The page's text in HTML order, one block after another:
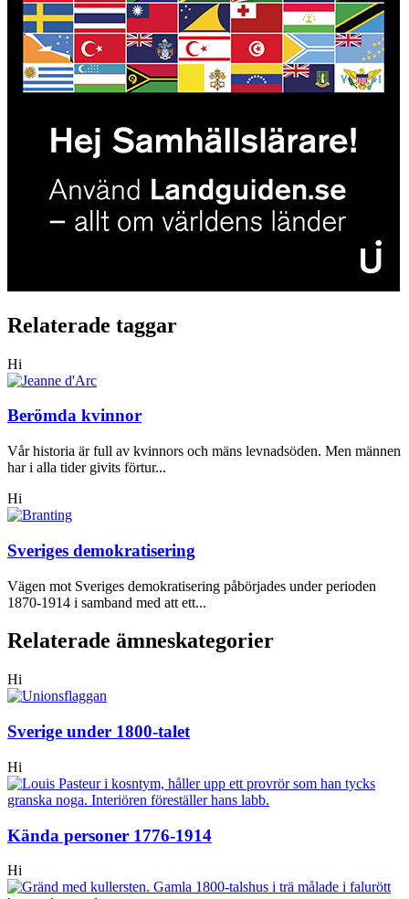
Relaterade taggar
Hi
Berömda kvinnor
Vår historia är full av kvinnors och mäns levnadsöden. Men männen
har i alla tider givits förtur...
Hi
Sveriges demokratisering
Vägen mot Sveriges demokratisering påbörjades under perioden
1870-1914 i samband med att ett...
Relaterade ämneskategorier
Hi
Sverige under 1800-talet
Hi
Kända personer 1776-1914
Hi